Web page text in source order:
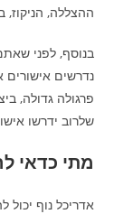
ההצללה, הניקוז,
בנוסף, לפני
נדרשים אישורים
פרגולה גדולה,
שלרוב ידרשו
מתי כדאי
אדריכל נוף יכול